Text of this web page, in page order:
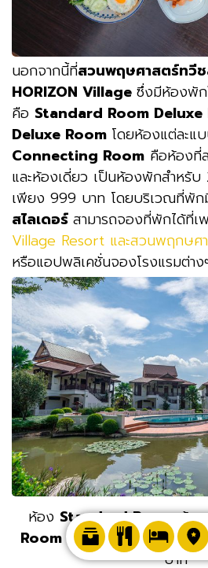
นอกจากนี้ที่สวนพฤษศาสตร์ทวี
HORIZON Village ซึ่งมีห้องพั
คือ Standard Room Deluxe
Deluxe Room โดยห้องแต่ละแ
Connecting Room คือห้องที่
และห้องเดี่ยว เป็นห้องพักสำหรับ
เพียง 999 บาท โดยบริเวณที่พั
สไลเดอร์ สามารถจองที่พักได้ที่เ
Village Resort และสวนพฤกษศ
หรือแอปพลิเคชั่นจองโรงแรมต่าง
ห้อง Standard Roomห้อ
Roomราคา 999 บาท หากรวม
บาท